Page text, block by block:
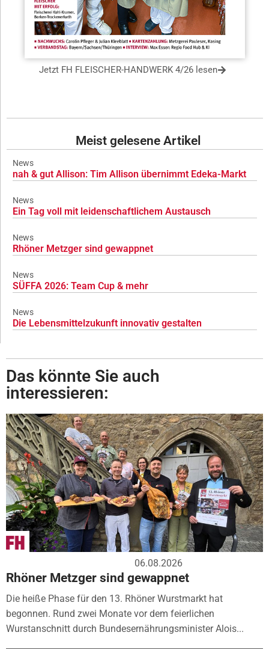
Jetzt FH FLEISCHER-HANDWERK 4/26 lesen
Meist gelesene Artikel
News
nah & gut Allison: Tim Allison übernimmt Edeka-Markt
News
Ein Tag voll mit leidenschaftlichem Austausch
News
Rhöner Metzger sind gewappnet
News
SÜFFA 2026: Team Cup & mehr
News
Die Lebensmittelzukunft innovativ gestalten
Das könnte Sie auch
interessieren:
06.08.2026
Rhöner Metzger sind gewappnet
Die heiße Phase für den 13. Rhöner Wurstmarkt hat
begonnen. Rund zwei Monate vor dem feierlichen
Wurstanschnitt durch Bundesernährungsminister Alois...